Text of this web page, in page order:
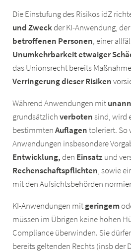
Die Einstufung des Risikos idZ
und Zweckder KI-Anwendung,
betroffenen Personen, einer
Unumkehrbarkeit etwaiger
das Unionsrecht bereits
Verringerung dieser Risiken
Während Anwendungen mit
grundsätzlichverbotensind, wird
bestimmtenAuflagentoleriert. So
Anwendungen insbesondere
Entwicklung, den Einsatz und
Rechenschaftspflichten, sowie
mit den Aufsichtsbehörden
KI-Anwendungen mitgeringem
müssen im Übrigen keine hohen
Compliance überwinden. Sie
bereits geltenden Rechts (insb der